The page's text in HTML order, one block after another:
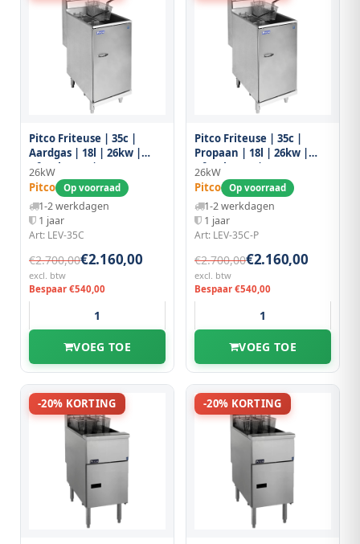
Pitco Friteuse | 35c |
Aardgas | 18l | 26kw |
Aftapkraan |
384x769x864/1168(h)mm
26kW
Pitco Op voorraad
1-2 werkdagen
1 jaar
Art: LEV-35C
€2.700,00€2.160,00
excl. btw
Bespaar €540,00
VOEG TOE
Pitco Friteuse | 35c |
Propaan | 18l | 26kw |
Aftapkraan |
384x769x864/1168(h)mm
26kW
Pitco Op voorraad
1-2 werkdagen
1 jaar
Art: LEV-35C-P
€2.700,00€2.160,00
excl. btw
Bespaar €540,00
VOEG TOE
-20% KORTING -20% KORTING